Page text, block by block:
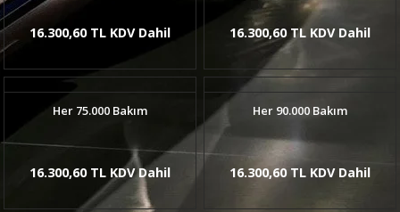
16.300,60 TL KDV Dahil 16.300,60 TL KDV Dahil
Her 75.000 Bakım
16.300,60 TL KDV Dahil
Her 90.000 Bakım
16.300,60 TL KDV Dahil